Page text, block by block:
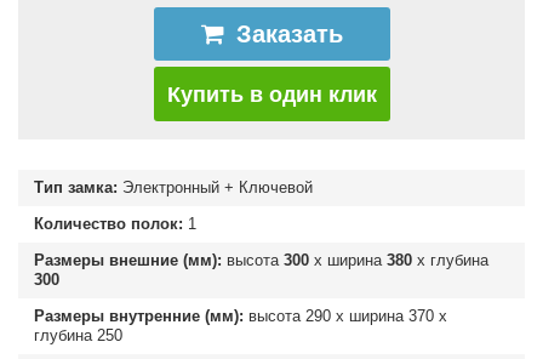
Заказать
Купить в один клик
Тип замка: Электронный + Ключевой
Количество полок: 1
Размеры внешние (мм): высота 300 х ширина 380 х глубина
300
Размеры внутренние (мм): высота 290 х ширина 370 х
глубина 250